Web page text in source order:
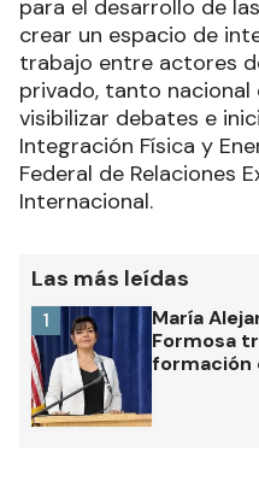
para el desarrollo de
crear un espacio de
trabajo entre actores
privado, tanto
visibilizar debates e
Integración Física y
Federal de Relaciones
Internacional.
Las más leídas
María
Formosa
formación
1